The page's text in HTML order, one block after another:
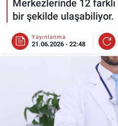
Merkezlerinde 12
bir şekilde ulaşabiliyor.
Yayınlanma
21.06.2026 - 22:48
KADIN
ESKİŞEHİR NÖBETÇİ
Eskişehir Haber
Tüm Manşetler